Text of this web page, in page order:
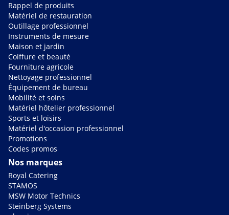
Rappel de produits
Matériel de restauration
Outillage professionnel
Instruments de mesure
Maison et jardin
Coiffure et beauté
Fourniture agricole
Nettoyage professionnel
Équipement de bureau
Mobilité et soins
Matériel hôtelier professionnel
Sports et loisirs
Matériel d'occasion professionnel
Promotions
Codes promos
Nos marques
Royal Catering
STAMOS
MSW Motor Technics
Steinberg Systems